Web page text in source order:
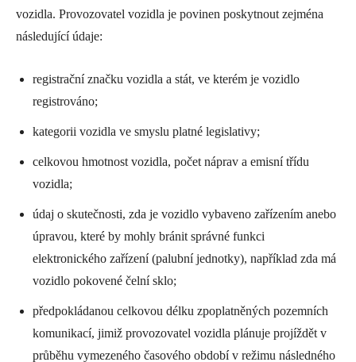
vozidla. Provozovatel vozidla je povinen poskytnout zejména
následující údaje:
registrační značku vozidla a stát, ve kterém je vozidlo
registrováno;
kategorii vozidla ve smyslu platné legislativy;
celkovou hmotnost vozidla, počet náprav a emisní třídu
vozidla;
údaj o skutečnosti, zda je vozidlo vybaveno zařízením anebo
úpravou, které by mohly bránit správné funkci
elektronického zařízení (palubní jednotky), například zda má
vozidlo pokovené čelní sklo;
předpokládanou celkovou délku zpoplatněných pozemních
komunikací, jimiž provozovatel vozidla plánuje projíždět v
průběhu vymezeného časového období v režimu následného